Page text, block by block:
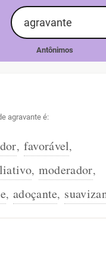
Antônimos
agravante é:
, favorável,
, moderador,
, adoçante,